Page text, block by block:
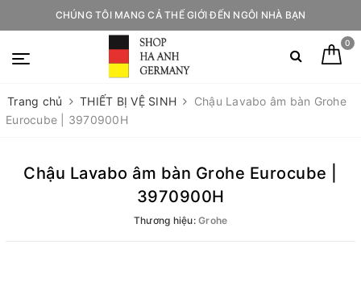
CHÚNG TÔI MANG CẢ THẾ GIỚI ĐẾN NGÔI NHÀ BẠN
0
Trang chủ THIẾT BỊ VỆ SINH
Chậu Lavabo âm bàn Grohe
Eurocube | 3970900H
Chậu Lavabo âm bàn Grohe Eurocube |
3970900H
Thương hiệu: Grohe